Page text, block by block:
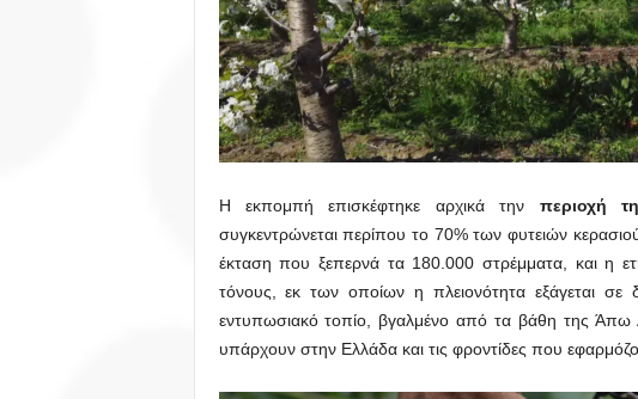
Η εκπομπή επισκέφτηκε αρχικά την περιοχή
συγκεντρώνεται περίπου το 70% των φυτειών
έκταση που ξεπερνά τα 180.000 στρέμματα, και η
τόνους, εκ των οποίων η πλειονότητα εξάγεται σε
εντυπωσιακό τοπίο, βγαλμένο από τα βάθη της Άπω
υπάρχουν στην Ελλάδα και τις φροντίδες που